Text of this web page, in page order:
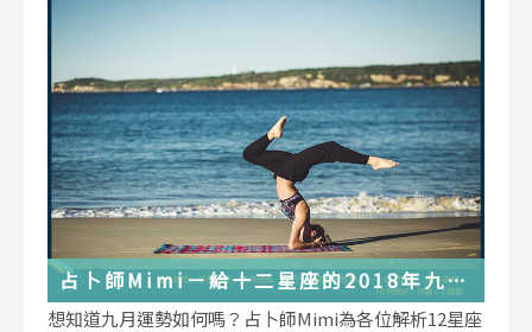
占卜師Mimi－給十二星座的2018年九月
運勢小叮嚀
想知道九月運勢如何嗎？占卜師Mimi為各位解析12星座